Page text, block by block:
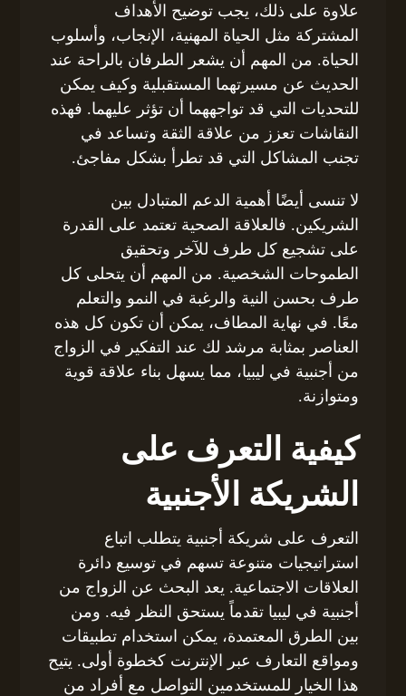
علاوة على ذلك، يجب توضيح الأهداف
المشتركة مثل الحياة المهنية، الإنجاب، وأسلوب
الحياة. من المهم أن يشعر الطرفان بالراحة عند
الحديث عن مسيرتهما المستقبلية وكيف يمكن
للتحديات التي قد تواجههما أن تؤثر عليهما. فهذه
النقاشات تعزز من علاقة الثقة وتساعد في
تجنب المشاكل التي قد تطرأ بشكل مفاجئ.
لا تنسى أيضًا أهمية الدعم المتبادل بين
الشريكين. فالعلاقة الصحية تعتمد على القدرة
على تشجيع كل طرف للآخر وتحقيق
الطموحات الشخصية. من المهم أن يتحلى كل
طرف بحسن النية والرغبة في النمو والتعلم
معًا. في نهاية المطاف، يمكن أن تكون كل هذه
العناصر بمثابة مرشد لك عند التفكير في الزواج
من أجنبية في ليبيا، مما يسهل بناء علاقة قوية
ومتوازنة.
كيفية التعرف على
الشريكة الأجنبية
التعرف على شريكة أجنبية يتطلب اتباع
استراتيجيات متنوعة تسهم في توسيع دائرة
العلاقات الاجتماعية. يعد البحث عن الزواج من
أجنبية في ليبيا تقدماً يستحق النظر فيه. ومن
بين الطرق المعتمدة، يمكن استخدام تطبيقات
ومواقع التعارف عبر الإنترنت كخطوة أولى. يتيح
هذا الخيار للمستخدمين التواصل مع أفراد من